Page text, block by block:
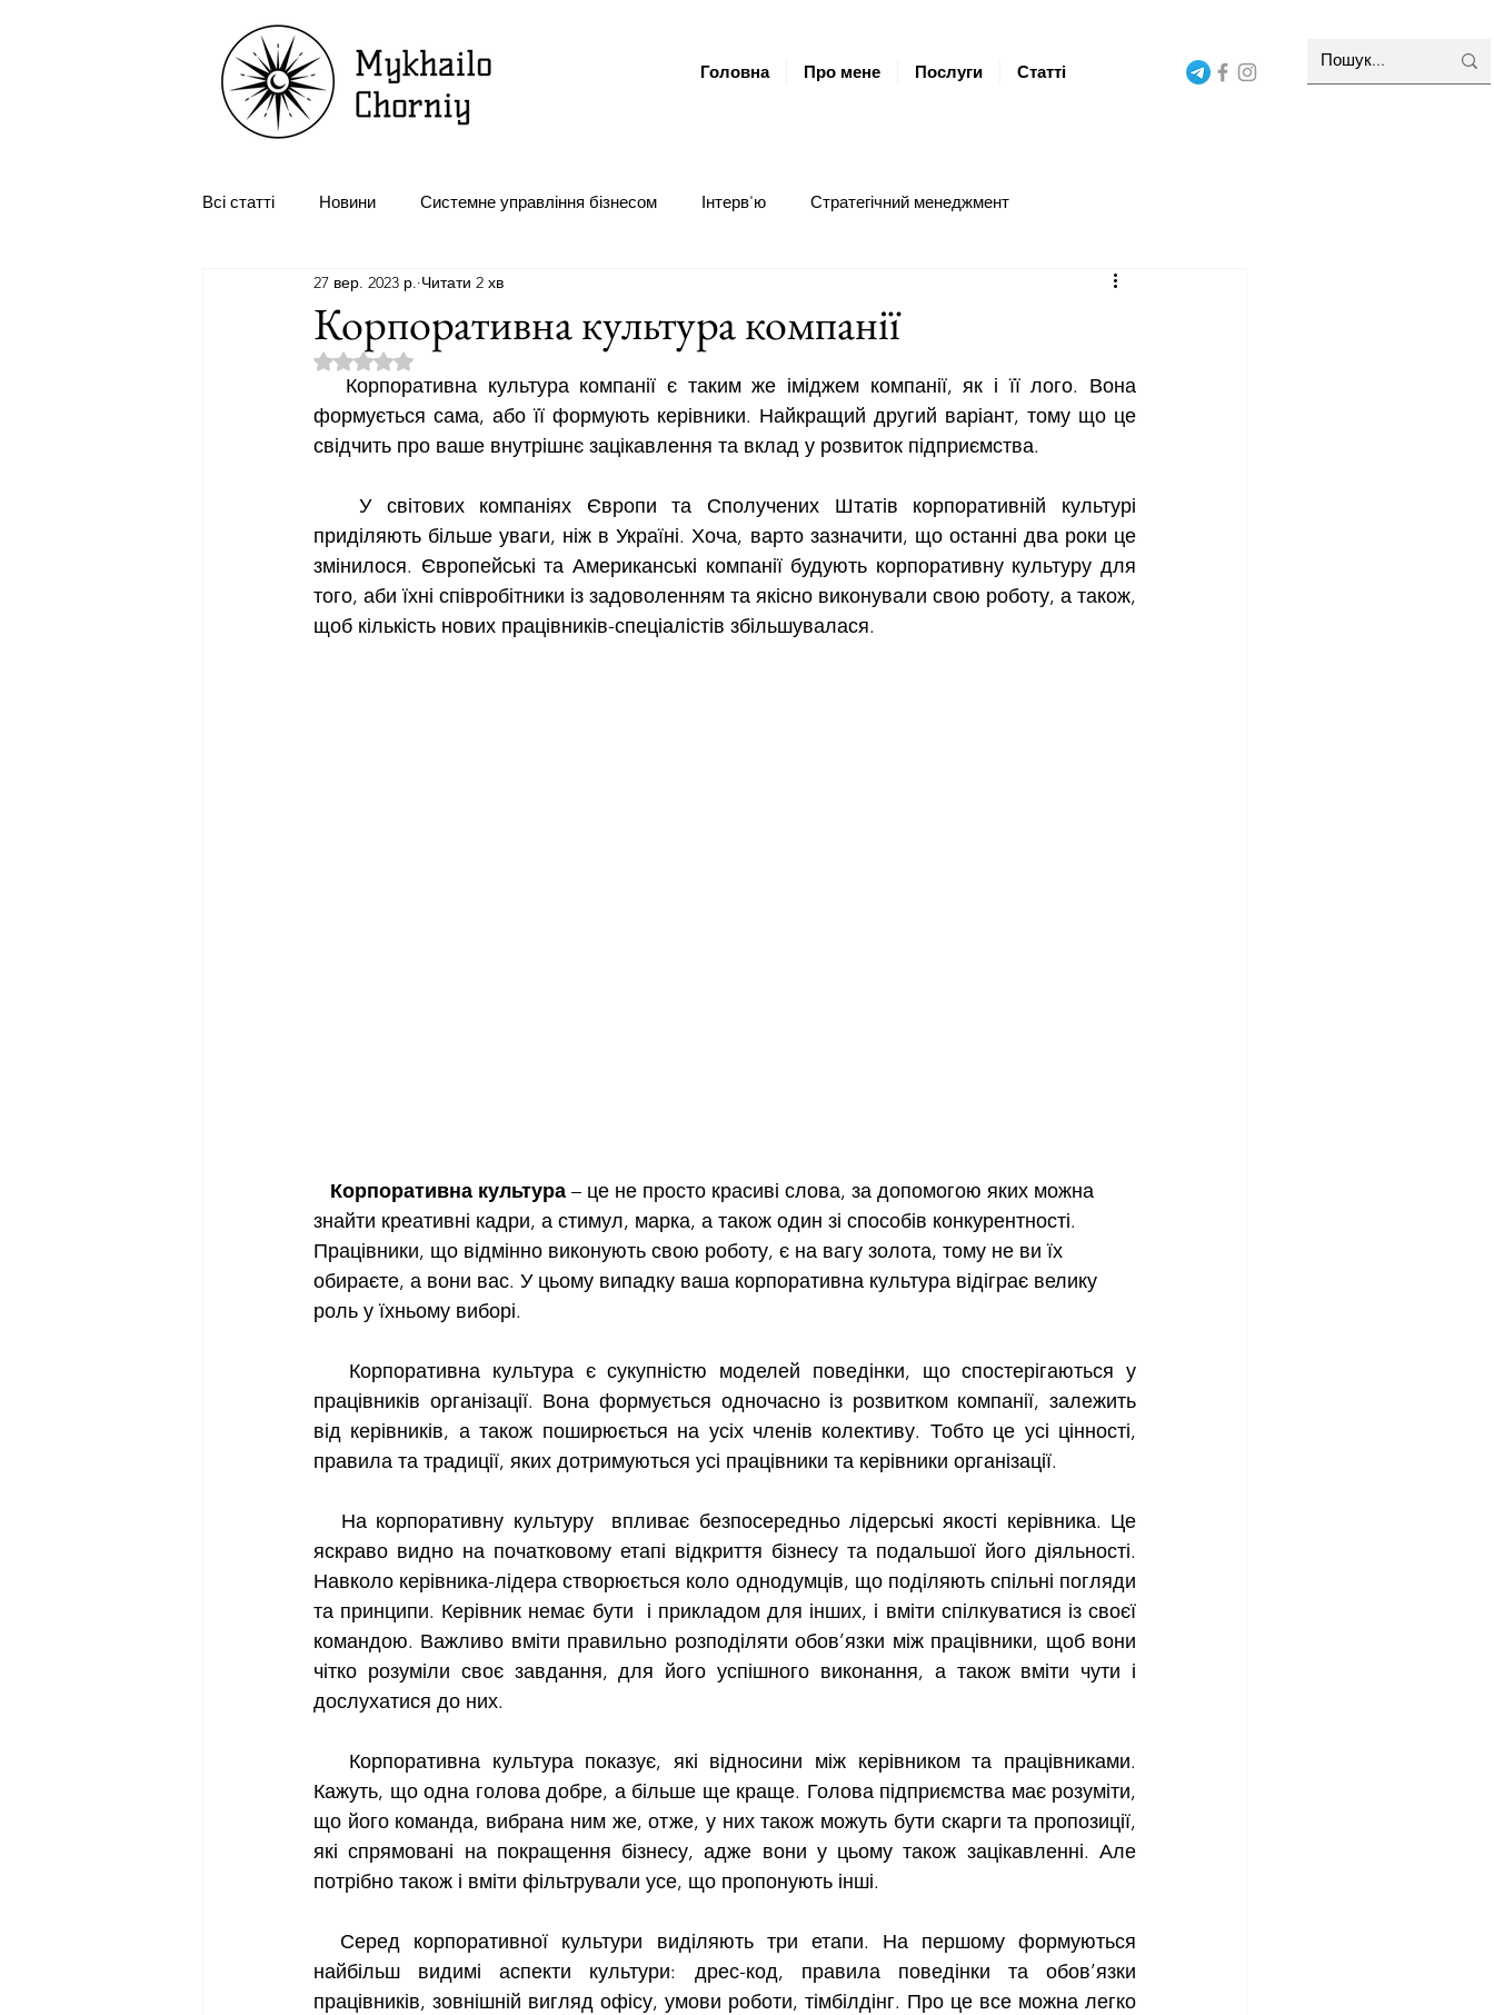
Головна Про мене Послуги Статті
Всі статті Новини Системне управління бізнесом Інтерв'ю Стратегічний менеджмент
Розстановка персоналу Операційний менеджмент
Корпоративна культура компанії
27 вер. 2023 р. Читати 2 хв
Оцінка: NaN з 5 зірок.
формується сама, або її формують керівники. Найкращий другий варіант, тому що це
свідчить про ваше внутрішнє зацікавлення та вклад у розвиток підприємства.
приділяють більше уваги, ніж в Україні. Хоча, варто зазначити, що останні два роки це
змінилося. Європейські та Американські компанії будують корпоративну культуру для
того, аби їхні співробітники із задоволенням та якісно виконували свою роботу, а також,
щоб кількість нових працівників-спеціалістів збільшувалася.
Корпоративна культура – це не просто красиві слова, за допомогою яких можна
знайти креативні кадри, а стимул, марка, а також один зі способів конкурентності.
Працівники, що відмінно виконують свою роботу, є на вагу золота, тому не ви їх
обираєте, а вони вас. У цьому випадку ваша корпоративна культура відіграє велику
роль у їхньому виборі.
працівників організації. Вона формується одночасно із розвитком компанії, залежить
від керівників, а також поширюється на усіх членів колективу. Тобто це усі цінності,
правила та традиції, яких дотримуються усі працівники та керівники організації.
яскраво видно на початковому етапі відкриття бізнесу та подальшої його діяльності.
Навколо керівника-лідера створюється коло однодумців, що поділяють спільні погляди
та принципи. Керівник немає бути  і прикладом для інших, і вміти спілкуватися із своєї
командою. Важливо вміти правильно розподіляти обов’язки між працівники, щоб вони
чітко розуміли своє завдання, для його успішного виконання, а також вміти чути і
дослухатися до них.
Кажуть, що одна голова добре, а більше ще краще. Голова підприємства має розуміти,
що його команда, вибрана ним же, отже, у них також можуть бути скарги та пропозиції,
які спрямовані на покращення бізнесу, адже вони у цьому також зацікавленні. Але
потрібно також і вміти фільтрували усе, що пропонують інші.
найбільш видимі аспекти культури: дрес-код, правила поведінки та обов’язки
працівників, зовнішній вигляд офісу, умови роботи, тімбілдінг. Про це все можна легко